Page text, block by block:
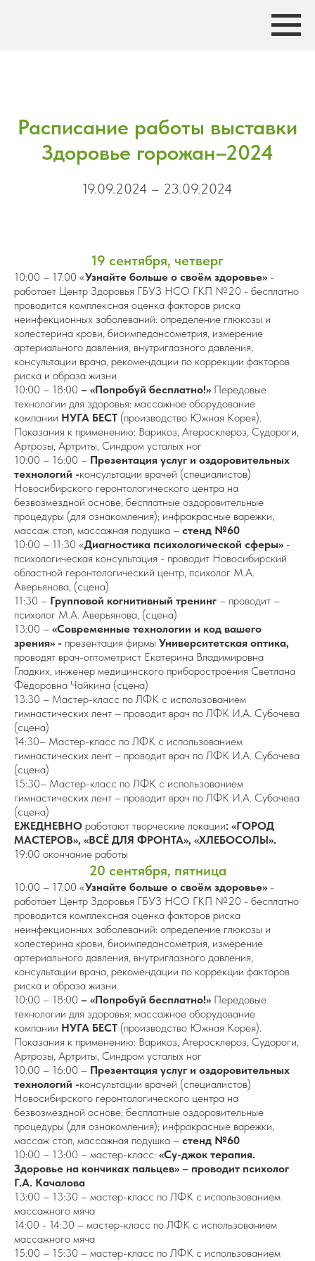
Расписание работы выставки
Здоровье горожан–2024
19.09.2024 – 23.09.2024
19 сентября, четверг
10:00 – 17:00 «Узнайте больше о своём здоровье» -
работает Центр Здоровья ГБУЗ НСО ГКП №20 - бесплатно
проводится комплексная оценка факторов риска
неинфекционных заболеваний: определение глюкозы и
холестерина крови, биоимпедансометрия, измерение
артериального давления, внутриглазного давления,
консультации врача, рекомендации по коррекции факторов
риска и образа жизни
10:00 – 18:00 – «Попробуй бесплатно!» Передовые
технологии для здоровья: массажное оборудование
компании НУГА БЕСТ (производство Южная Корея).
Показания к применению: Варикоз, Атеросклероз, Судороги,
Артрозы, Артриты, Синдром усталых ног
10:00 – 16:00 – Презентация услуг и оздоровительных
технологий -консультации врачей (специалистов)
Новосибирского геронтологического центра на
безвозмездной основе; бесплатные оздоровительные
процедуры (для ознакомления); инфракрасные варежки,
массаж стоп, массажная подушка – стенд №60
10:00 – 11:30 «Диагностика психологической сферы» -
психологическая консультация - проводит Новосибирский
областной геронтологический центр, психолог М.А.
Аверьянова, (сцена)
11:30 – Групповой когнитивный тренинг – проводит –
психолог М.А. Аверьянова, (сцена)
13:00 – «Современные технологии и код вашего
зрения» - презентация фирмы Университетская оптика,
проводят врач-оптометрист Екатерина Владимировна
Гладких, инженер медицинского приборостроения Светлана
Фёдоровна Чайкина (сцена)
13:30 – Мастер-класс по ЛФК с использованием
гимнастических лент – проводит врач по ЛФК И.А. Субочева
(сцена)
14:30– Мастер-класс по ЛФК с использованием
гимнастических лент – проводит врач по ЛФК И.А. Субочева
(сцена)
15:30– Мастер-класс по ЛФК с использованием
гимнастических лент – проводит врач по ЛФК И.А. Субочева
(сцена)
ЕЖЕДНЕВНО работают творческие локации: «ГОРОД
МАСТЕРОВ», «ВСЁ ДЛЯ ФРОНТА», «ХЛЕБОСОЛЫ».
19:00 окончание работы
20 сентября, пятница
10:00 – 17:00 «Узнайте больше о своём здоровье» -
работает Центр Здоровья ГБУЗ НСО ГКП №20 - бесплатно
проводится комплексная оценка факторов риска
неинфекционных заболеваний: определение глюкозы и
холестерина крови, биоимпедансометрия, измерение
артериального давления, внутриглазного давления,
консультации врача, рекомендации по коррекции факторов
риска и образа жизни
10:00 – 18:00 – «Попробуй бесплатно!» Передовые
технологии для здоровья: массажное оборудование
компании НУГА БЕСТ (производство Южная Корея).
Показания к применению: Варикоз, Атеросклероз, Судороги,
Артрозы, Артриты, Синдром усталых ног
10:00 – 16:00 – Презентация услуг и оздоровительных
технологий -консультации врачей (специалистов)
Новосибирского геронтологического центра на
безвозмездной основе; бесплатные оздоровительные
процедуры (для ознакомления); инфракрасные варежки,
массаж стоп, массажная подушка – стенд №60
10:00 – 13:00 – мастер-класс: «Су-джок терапия.
Здоровье на кончиках пальцев» – проводит психолог
Г.А. Качалова
13:00 – 13:30 – мастер-класс по ЛФК с использованием
массажного мяча
14:00 - 14:30 – мастер-класс по ЛФК с использованием
массажного мяча
15:00 – 15:30 – мастер-класс по ЛФК с использованием